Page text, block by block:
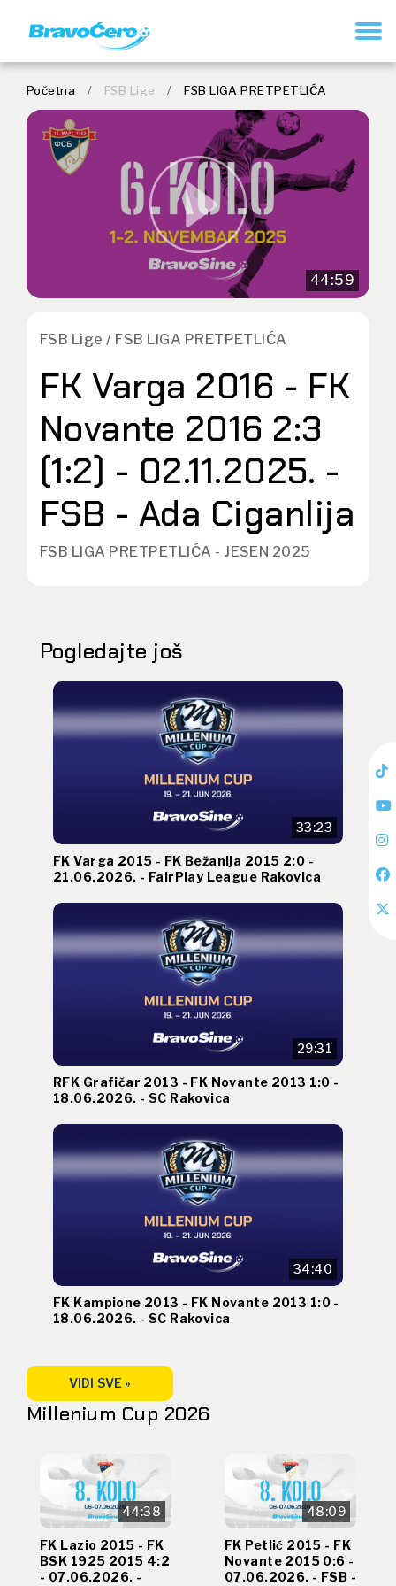
Početna / FSB Lige / FSB LIGA PRETPETLIĆA
44:59
FSB Lige / FSB LIGA PRETPETLIĆA
FK Varga 2016 - FK
Novante 2016 2:3
(1:2) - 02.11.2025. -
FSB - Ada Ciganlija
FSB LIGA PRETPETLIĆA - JESEN 2025
Pogledajte još
33:23
FK Varga 2015 - FK Bežanija 2015 2:0 -
21.06.2026. - FairPlay League Rakovica
29:31
RFK Grafičar 2013 - FK Novante 2013 1:0 -
18.06.2026. - SC Rakovica
34:40
FK Kampione 2013 - FK Novante 2013 1:0 -
18.06.2026. - SC Rakovica
VIDI SVE »
Millenium Cup 2026
44:38
FK Lazio 2015 - FK
BSK 1925 2015 4:2
- 07.06.2026. -
48:09
FK Petlić 2015 - FK
Novante 2015 0:6 -
07.06.2026. - FSB -